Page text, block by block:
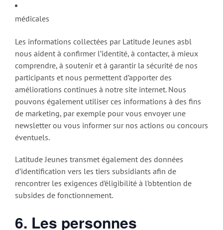
médicales
Les informations collectées par Latitude Jeunes asbl
nous aident à confirmer l’identité, à contacter, à mieux
comprendre, à soutenir et à garantir la sécurité de nos
participants et nous permettent d’apporter des
améliorations continues à notre site internet. Nous
pouvons également utiliser ces informations à des fins
de marketing, par exemple pour vous envoyer une
newsletter ou vous informer sur nos actions ou concours
éventuels.
Latitude Jeunes transmet également des données
d’identification vers les tiers subsidiants afin de
rencontrer les exigences d’éligibilité à l’obtention de
subsides de fonctionnement.
6. Les personnes